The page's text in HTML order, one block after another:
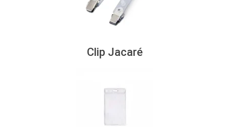
Clip Jacaré